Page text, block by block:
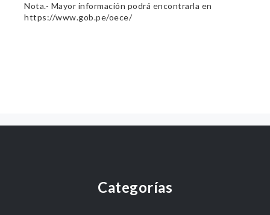
Nota.- Mayor información podrá encontrarla en
https://www.gob.pe/oece/
Categorías